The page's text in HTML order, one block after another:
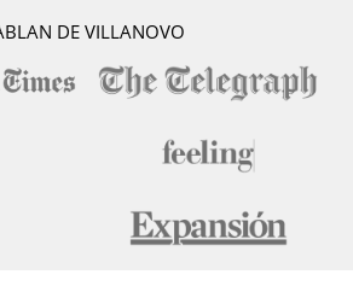
DE VILLANOVO